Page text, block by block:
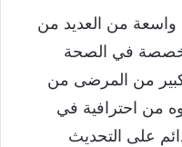
واسعة من العديد من
في الصحة
من المرضى من
من احترافية في
على التحديث